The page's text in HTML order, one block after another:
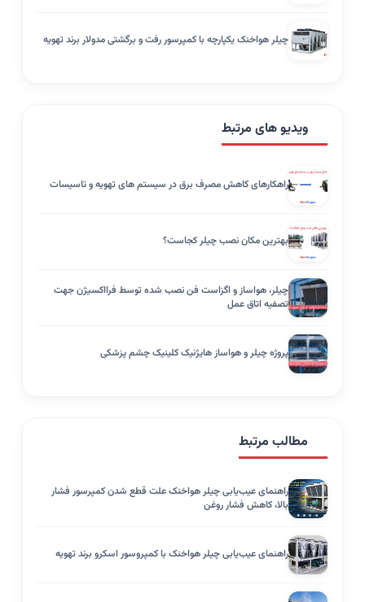
چیلر هواخنک یکپارچه با کمپرسور رفت و برگشتی مدولار برند تهویه
ویدیو های مرتبط
راهکارهای کاهش مصرف برق در سیستم های تهویه و تاسیسات
بهترین مکان نصب چیلر کجاست؟
چیلر، هواساز و اگزاست فن نصب شده توسط فرااکسیژن جهت
تصفیه اتاق عمل
پروژه چیلر و هواساز هایژنیک کلینیک چشم پزشکی
مطالب مرتبط
راهنمای عیب‌یابی چیلر هواخنک علت قطع شدن کمپرسور فشار
بالا، کاهش فشار روغن
راهنمای عیب‌یابی چیلر هواخنک با کمپروسور اسکرو برند تهویه